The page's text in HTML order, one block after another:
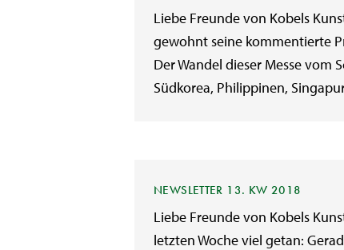
Liebe Freunde von Kobels
gewohnt seine kommentierte
Der Wandel dieser Messe vom
Südkorea, Philippinen,
NEWSLETTER 13. KW 2018
Liebe Freunde von Kobels
letzten Woche viel getan: